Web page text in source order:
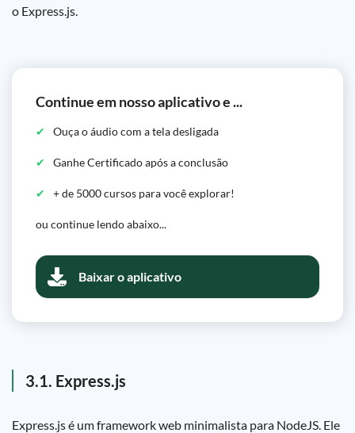
o Express.js.
Continue em nosso aplicativo e ...
Ouça o áudio com a tela desligada
Ganhe Certificado após a conclusão
+ de 5000 cursos para você explorar!
ou continue lendo abaixo...
Baixar o aplicativo
3.1. Express.js
Express.js é um framework web minimalista para NodeJS. Ele